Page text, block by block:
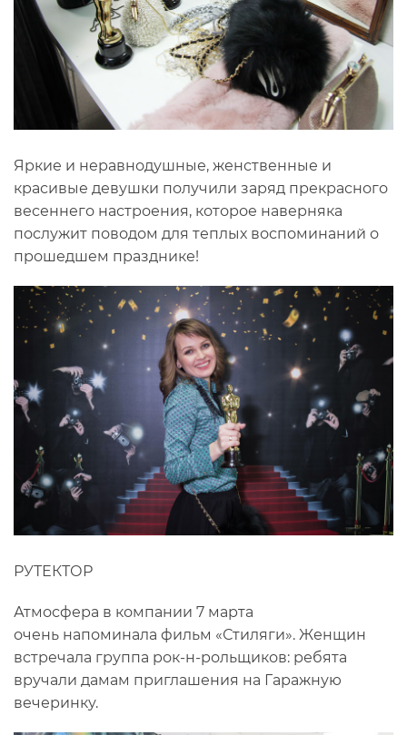
Яркие и неравнодушные, женственные и
красивые девушки получили заряд прекрасного
весеннего настроения, которое наверняка
послужит поводом для теплых воспоминаний о
прошедшем празднике!
РУТЕКТОР
Атмосфера в компании 7 марта
очень напоминала фильм «Стиляги». Женщин
встречала группа рок-н-рольщиков: ребята
вручали дамам приглашения на Гаражную
вечеринку.